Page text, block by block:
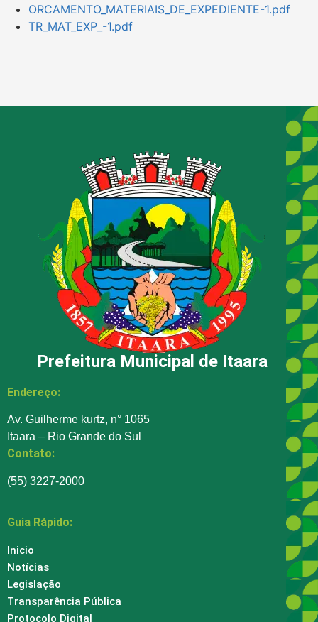
ORCAMENTO_MATERIAIS_DE_EXPEDIENTE-1.pdf
TR_MAT_EXP_-1.pdf
Prefeitura Municipal de Itaara
Endereço:
Av. Guilherme kurtz, n° 1065
Itaara – Rio Grande do Sul
Contato:
(55) 3227-2000
Guia Rápido:
Inicio
Notícias
Legislação
Transparência Pública
Protocolo Digital